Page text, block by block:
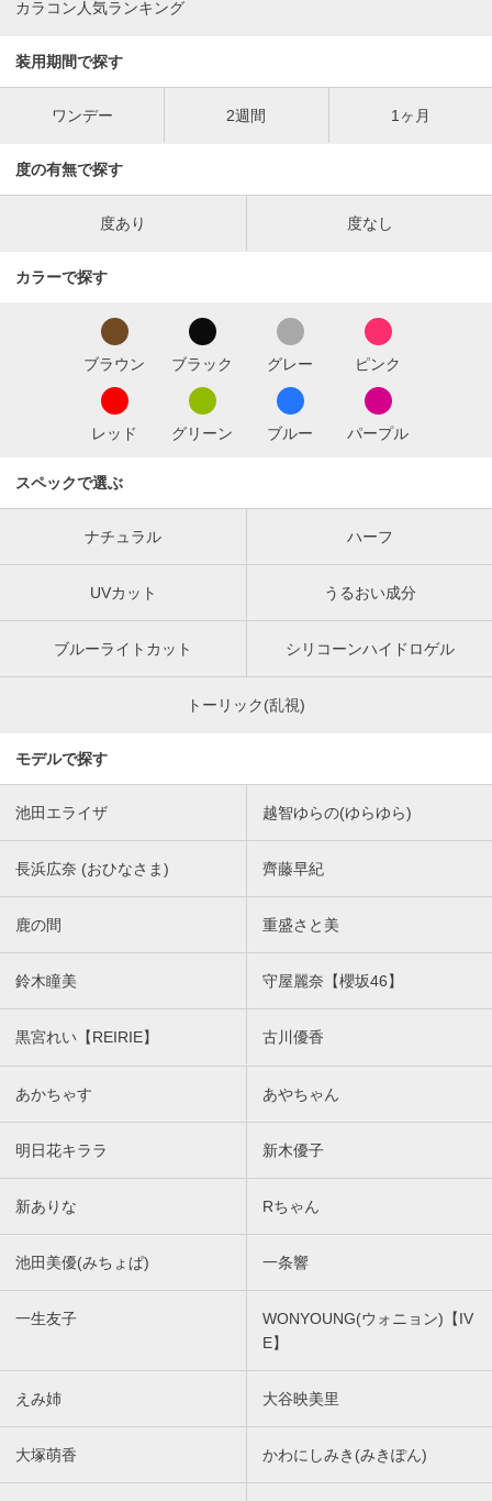
カラコン人気ランキング
装用期間で探す
ワンデー 2週間 1ヶ月
度の有無で探す
度あり 度なし
カラーで探す
ブラウン ブラック グレー ピンク
レッド グリーン ブルー パープル
スペックで選ぶ
ナチュラル ハーフ
UVカット うるおい成分
ブルーライトカット シリコーンハイドロゲル
トーリック(乱視)
モデルで探す
池田エライザ 越智ゆらの(ゆらゆら)
長浜広奈 (おひなさま) 齊藤早紀
鹿の間 重盛さと美
鈴木瞳美 守屋麗奈【櫻坂46】
黒宮れい【REIRIE】 古川優香
あかちゃす あやちゃん
明日花キララ 新木優子
新ありな Rちゃん
池田美優(みちょぱ) 一条響
一生友子
WONYOUNG(ウォニョン)【IV
E】
えみ姉 大谷映美里
大塚萌香 かわにしみき(みきぽん)